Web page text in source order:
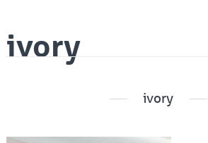
ivory
ivory